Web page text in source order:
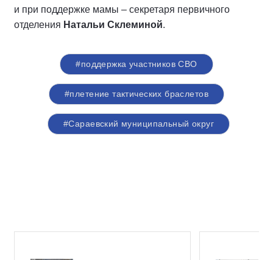
и при поддержке мамы – секретаря первичного
отделения Натальи Склеминой.
#поддержка участников СВО
#плетение тактических браслетов
#Сараевский муниципальный округ